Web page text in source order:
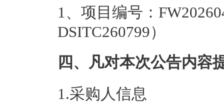
1、项目编号：
DSITC260799）
四、凡对本次公告内容
1.采购人信息